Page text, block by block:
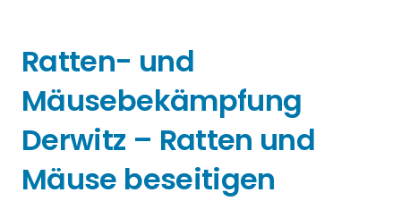
Ratten- und
Mäusebekämpfung
Derwitz – Ratten und
Mäuse beseitigen